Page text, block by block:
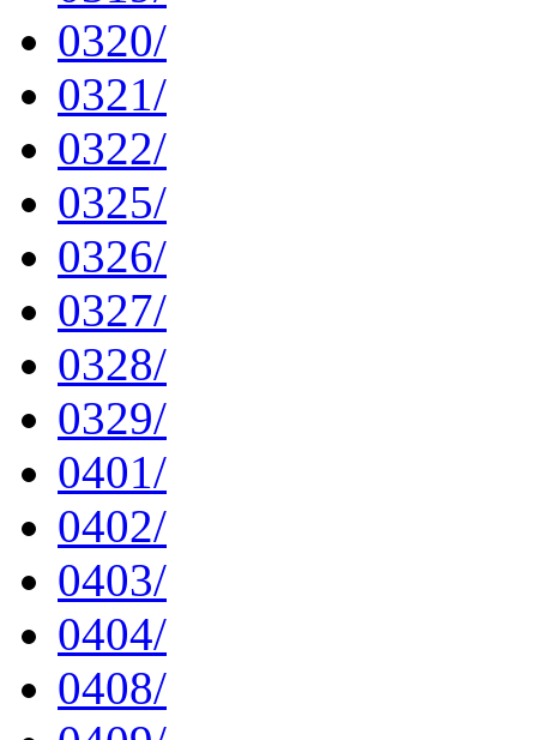
0320/
0321/
0322/
0325/
0326/
0327/
0328/
0329/
0401/
0402/
0403/
0404/
0408/